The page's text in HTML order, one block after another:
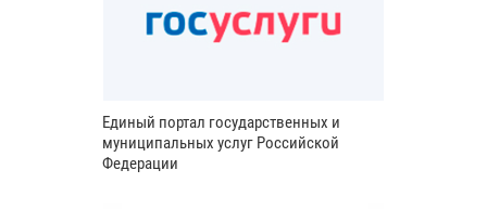
Единый портал государственных и
муниципальных услуг Российской
Федерации